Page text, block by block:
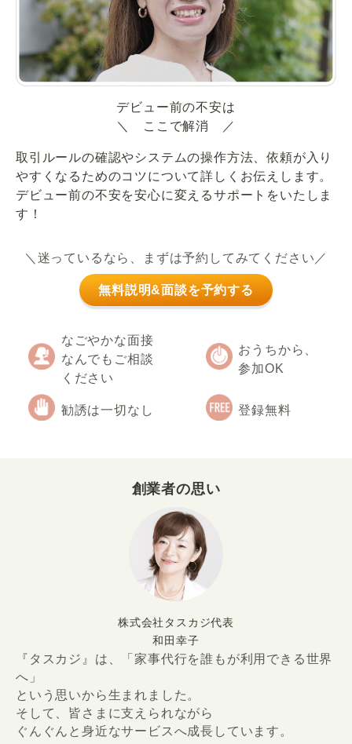
デビュー前の不安は
＼ ここで解消 ／
取引ルールの確認やシステムの操作方法、依頼が入り
やすくなるためのコツについて詳しくお伝えします。
デビュー前の不安を安心に変えるサポートをいたしま
す！
＼迷っているなら、まずは予約してみてください／
無料説明&面談を予約する
なごやかな面接
なんでもご相談
ください
おうちから、
参加OK
勧誘は一切なし 登録無料
創業者の思い
株式会社タスカジ代表
和田幸子
『タスカジ』は、「家事代行を誰もが利用できる世界
へ」
という思いから生まれました。
そして、皆さまに支えられながら
ぐんぐんと身近なサービスへ成長しています。